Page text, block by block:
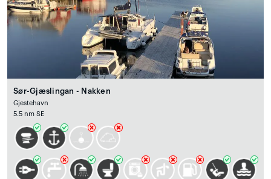
Sør-Gjæslingan - Nakken
Gjestehavn
5.5 nm SE